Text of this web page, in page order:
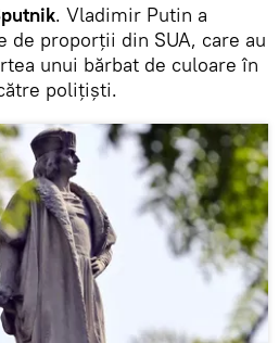
. Vladimir Putin a
de proporții din SUA, care au
unui bărbat de culoare în
polițiști.